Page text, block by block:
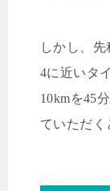
しかし、
4に近いタ
10kmを45
ていただく